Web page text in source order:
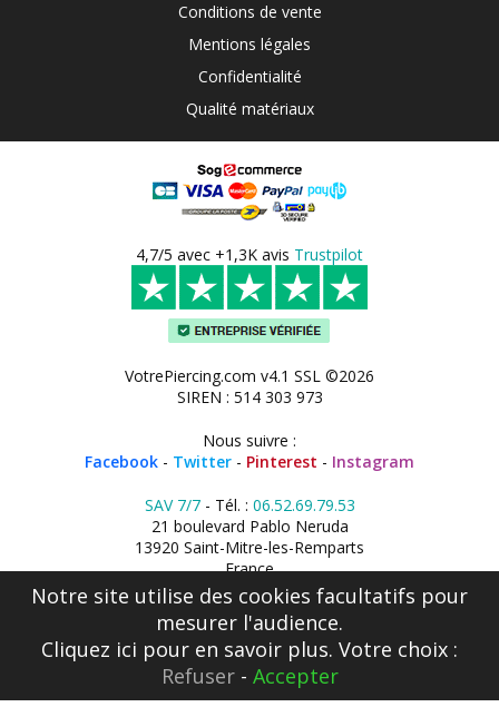
Conditions de vente
Mentions légales
Confidentialité
Qualité matériaux
4,7/5 avec +1,3K avis Trustpilot
VotrePiercing.com v4.1 SSL ©2026
SIREN : 514 303 973
Nous suivre :
Facebook - Twitter - Pinterest - Instagram
SAV 7/7- Tél. : 06.52.69.79.53
21 boulevard Pablo Neruda
13920 Saint-Mitre-les-Remparts
France
Notre site utilise des cookies facultatifs pour
mesurer l'audience.
Cliquez ici pour en savoir plus. Votre choix :
Refuser- Accepter